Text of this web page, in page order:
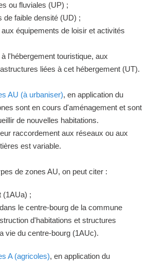
ou fluviales (UP) ;
de faible densité (UD) ;
équipements de loisir et activités
l'hébergement touristique, aux
liées à cet hébergement (UT).
AU (à urbaniser), en application du
sont en cours d'aménagement et sont
de nouvelles habitations.
raccordement aux réseaux ou aux
est variable.
de zones AU, on peut citer :
(1AUa) ;
le centre-bourg de la commune
d'habitations et structures
vie du centre-bourg (1AUc).
A (agricoles), en application du